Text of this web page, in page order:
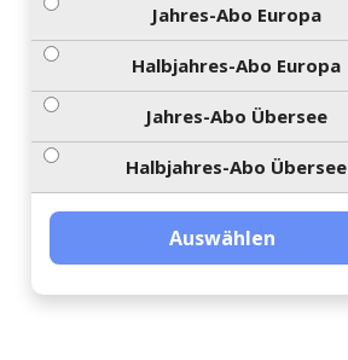
Jahres-Abo Europa
Halbjahres-Abo Europa
Jahres-Abo Übersee
Halbjahres-Abo Übersee
Auswählen